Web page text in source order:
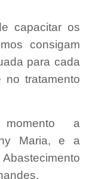
capacitar os
consigam
para cada
no tratamento
momento a
Maria, e a